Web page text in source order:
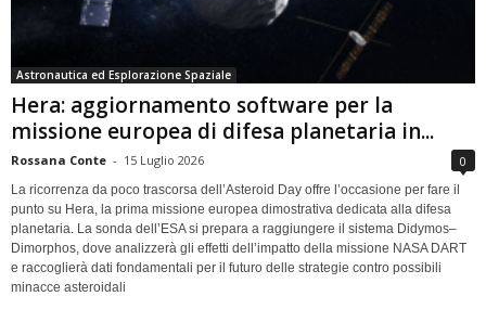
Astronautica ed Esplorazione Spaziale
Hera: aggiornamento software per la
missione europea di difesa planetaria in...
Rossana Conte - 15 Luglio 2026 0
La ricorrenza da poco trascorsa dell’Asteroid Day offre l’occasione per fare il
punto su Hera, la prima missione europea dimostrativa dedicata alla difesa
planetaria. La sonda dell’ESA si prepara a raggiungere il sistema Didymos–
Dimorphos, dove analizzerà gli effetti dell’impatto della missione NASA DART
e raccoglierà dati fondamentali per il futuro delle strategie contro possibili
minacce asteroidali